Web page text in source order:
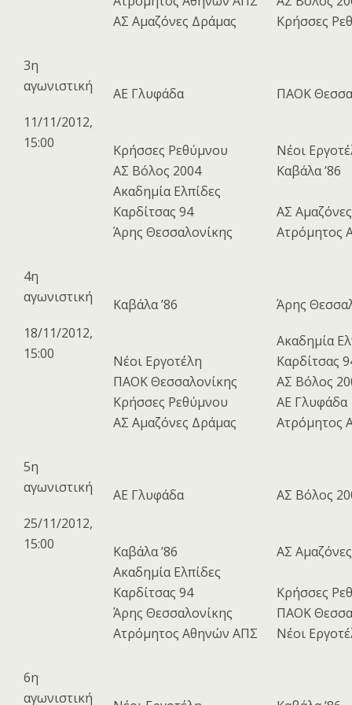
ΑΣ Αμαζόνες Δράμας
Κρήσσες
3η
αγωνιστική
ΑΕ Γλυφάδα
ΠΑΟΚ
11/11/2012,
15:00
Κρήσσες Ρεθύμνου
Νέοι
ΑΣ Βόλος 2004
Καβάλα ’86
Ακαδημία Ελπίδες
Καρδίτσας 94
ΑΣ
Άρης Θεσσαλονίκης
Ατρόμητος
4η
αγωνιστική
Καβάλα ’86
Άρης
18/11/2012,
15:00
Νέοι Εργοτέλη
Ακαδημία
Καρδίτσας
ΠΑΟΚ Θεσσαλονίκης
ΑΣ Βόλος
Κρήσσες Ρεθύμνου
ΑΕ Γλυφάδα
ΑΣ Αμαζόνες Δράμας
Ατρόμητος
5η
αγωνιστική
ΑΕ Γλυφάδα
ΑΣ Βόλος
25/11/2012,
15:00
Καβάλα ’86
ΑΣ
Ακαδημία Ελπίδες
Καρδίτσας 94
Κρήσσες
Άρης Θεσσαλονίκης
ΠΑΟΚ
Ατρόμητος Αθηνών ΑΠΣ
Νέοι
6η
αγωνιστική